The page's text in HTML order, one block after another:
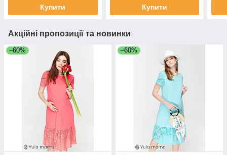
Купити Купити
Акційні пропозиції та новинки
–60% –60%